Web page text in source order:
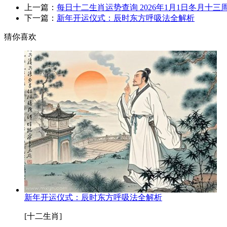
上一篇： 每日十二生肖运势查询 2026年1月1日冬月十三
下一篇： 新年开运仪式：辰时东方呼吸法全解析
猜你喜欢
新年开运仪式：辰时东方呼吸法全解析
[十二生肖]